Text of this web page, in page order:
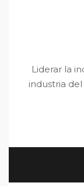
Liderar la
industria